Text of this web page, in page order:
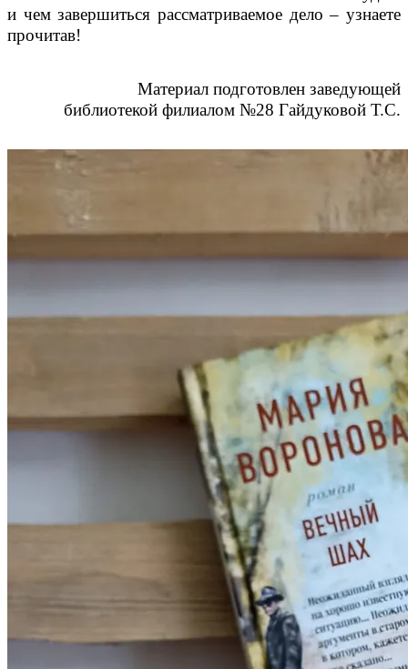
и чем завершиться рассматриваемое дело – узнаете
прочитав!
Материал подготовлен заведующей
библиотекой филиалом №28 Гайдуковой Т.С.